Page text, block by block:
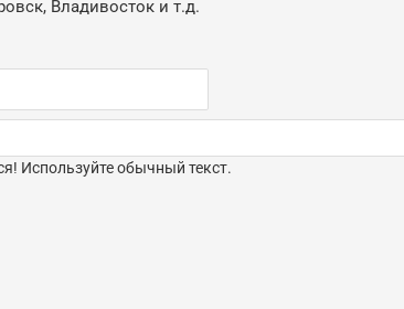
Владивосток и т.д.
Используйте обычный текст.